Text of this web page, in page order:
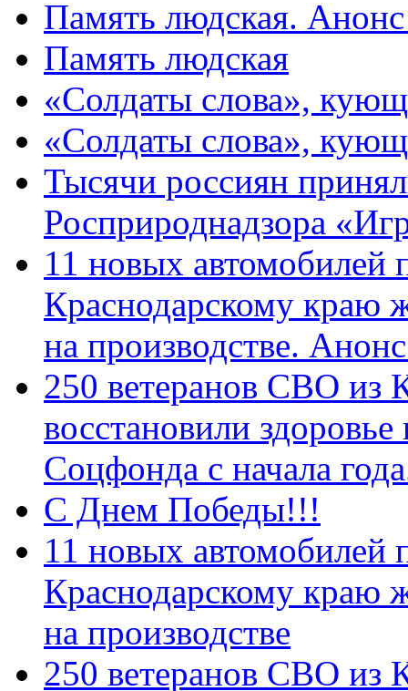
Память людская.
Память людская
«Солдаты слова»,
«Солдаты слова»,
Тысячи россиян
Росприроднадзора
11 новых автомобилей
Краснодарскому краю
на производстве.
250 ветеранов СВО из
восстановили
Соцфонда с начала
С Днем Победы!!!
11 новых автомобилей
Краснодарскому краю
на производстве
250 ветеранов СВО из